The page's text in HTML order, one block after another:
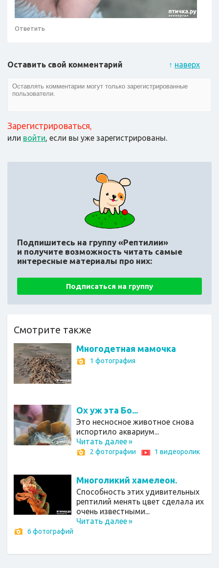
Ответить
↑ наверх
Оставить свой комментарий
Зарегистрироваться,
или войти, если вы уже зарегистрированы.
Подпишитесь на группу «Рептилии»
и получите возможность читать самые
интересные материалы про них:
Подписаться на группу
Смотрите также
Многодетная мамочка
1 фотография
Ох уж эта Бо...
Это несносное животное снова
испортило аквариум...
Читать далее»
2 фотографии 1 видеоролик
Многоликий хамелеон.
Способность этих удивительных
рептилий менять цвет сделала их
очень известными...
Читать далее»
6 фотографий